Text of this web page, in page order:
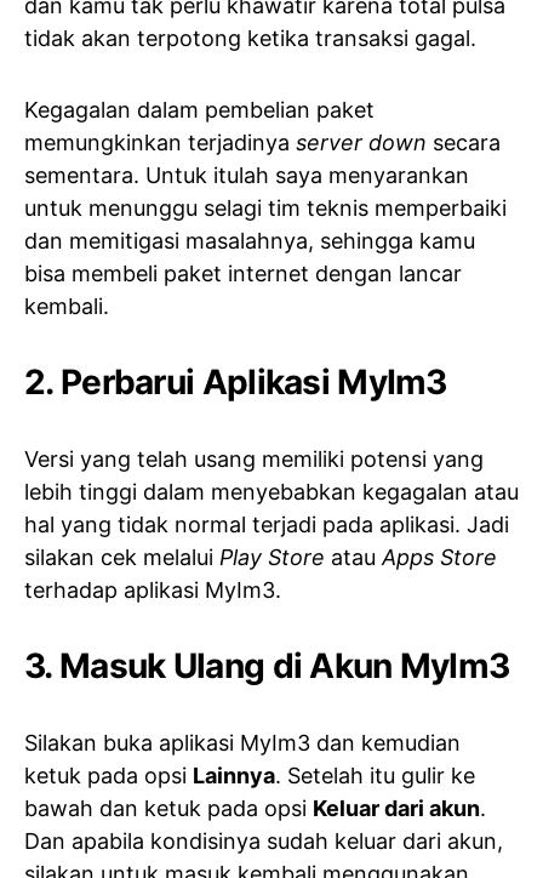
dan kamu tak perlu khawatir karena total pulsa
tidak akan terpotong ketika transaksi gagal.
Kegagalan dalam pembelian paket
memungkinkan terjadinya server down secara
sementara. Untuk itulah saya menyarankan
untuk menunggu selagi tim teknis memperbaiki
dan memitigasi masalahnya, sehingga kamu
bisa membeli paket internet dengan lancar
kembali.
2. Perbarui Aplikasi MyIm3
Versi yang telah usang memiliki potensi yang
lebih tinggi dalam menyebabkan kegagalan atau
hal yang tidak normal terjadi pada aplikasi. Jadi
silakan cek melalui Play Store atau Apps Store
terhadap aplikasi MyIm3.
3. Masuk Ulang di Akun MyIm3
Silakan buka aplikasi MyIm3 dan kemudian
ketuk pada opsi Lainnya. Setelah itu gulir ke
bawah dan ketuk pada opsi Keluar dari akun.
Dan apabila kondisinya sudah keluar dari akun,